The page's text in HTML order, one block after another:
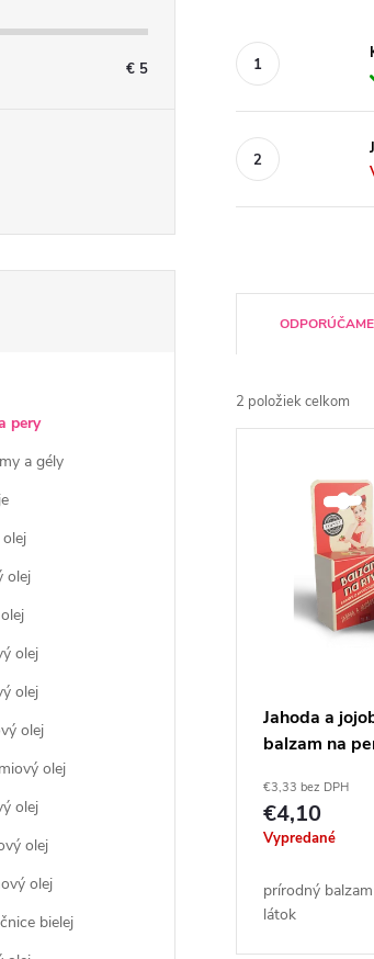
€ 5
pery
a gély
olej
olej
olej
olej
olej
olej
olej
olej
bielej
a
d
ODPORÚČAME
2 položiek celkom
Jahoda a
balzam na
€3,33 bez DPH
€4,10
Vypredané
prírodný
látok